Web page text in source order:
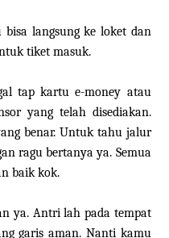
langsung ke loket dan
tiket masuk.
tap kartu e-money atau
yang telah disediakan.
benar. Untuk tahu jalur
ragu bertanya ya. Semua
baik kok.
ya. Antri lah pada tempat
garis aman. Nanti kamu